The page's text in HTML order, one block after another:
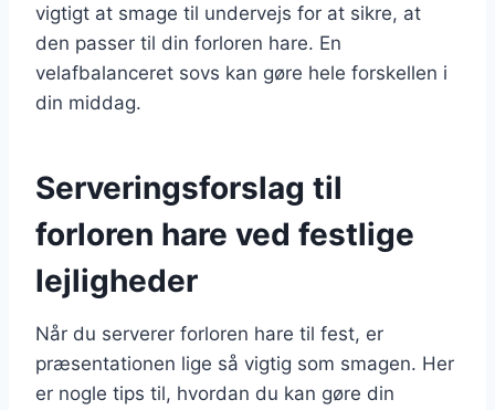
vigtigt at smage til undervejs for at sikre, at
den passer til din forloren hare. En
velafbalanceret sovs kan gøre hele forskellen i
din middag.
Serveringsforslag til
forloren hare ved festlige
lejligheder
Når du serverer forloren hare til fest, er
præsentationen lige så vigtig som smagen. Her
er nogle tips til, hvordan du kan gøre din